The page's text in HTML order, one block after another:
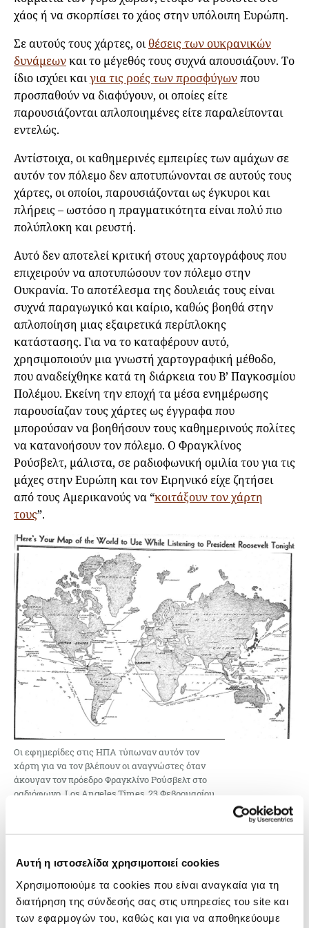
Αυτή η ιστοσελίδα χρησιμοποιεί cookies
Χρησιμοποιούμε τα cookies που είναι αναγκαία για τη
διατήρηση της σύνδεσής σας στις υπηρεσίες του site και
των εφαρμογών του, καθώς και για να αποθηκεύουμε
χάος ή να σκορπίσει το χάος στην υπόλοιπη Ευρώπη.
Σε αυτούς τους χάρτες, οιθέσεις των ουκρανικών
δυνάμεωνκαι το μέγεθός τους συχνά απουσιάζουν. Το
ίδιο ισχύει καιγια τις ροές των προσφύγωνπου
προσπαθούν να διαφύγουν, οι οποίες είτε
παρουσιάζονται απλοποιημένες είτε παραλείπονται
εντελώς.
Αντίστοιχα, οι καθημερινές εμπειρίες των αμάχων σε
αυτόν τον πόλεμο δεν αποτυπώνονται σε αυτούς τους
χάρτες, οι οποίοι, παρουσιάζονται ως έγκυροι και
πλήρεις – ωστόσο η πραγματικότητα είναι πολύ πιο
πολύπλοκη και ρευστή.
Αυτό δεν αποτελεί κριτική στους χαρτογράφους που
επιχειρούν να αποτυπώσουν τον πόλεμο στην
Ουκρανία. Το αποτέλεσμα της δουλειάς τους είναι
συχνά παραγωγικό και καίριο, καθώς βοηθά στην
απλοποίηση μιας εξαιρετικά περίπλοκης
κατάστασης. Για να το καταφέρουν αυτό,
χρησιμοποιούν μια γνωστή χαρτογραφική μέθοδο,
που αναδείχθηκε κατά τη διάρκεια του Β’ Παγκοσμίου
Πολέμου. Εκείνη την εποχή τα μέσα ενημέρωσης
παρουσίαζαν τους χάρτες ως έγγραφα που
μπορούσαν να βοηθήσουν τους καθημερινούς πολίτες
να κατανοήσουν τον πόλεμο. Ο Φραγκλίνος
Ρούσβελτ, μάλιστα, σε ραδιοφωνική ομιλία του για τις
μάχες στην Ευρώπη και τον Ειρηνικό είχε ζητήσει
από τους Αμερικανούς να “κοιτάξουν τον χάρτη
τους”.
Οι εφημερίδες στις ΗΠΑ τύπωναν αυτόν τον
χάρτη για να τον βλέπουν οι αναγνώστες όταν
άκουγαν τον πρόεδρο Φραγκλίνο Ρούσβελτ στο
ραδιόφωνο. Los Angeles Times, 23 Φεβρουαρίου
Οιειδησεογραφικοί χάρτεςεκείνης της εποχής
τους για ευάλωτα στρατηγικά σημεία και έστελναν το
μήνυμα ότι η εμπλοκή των ΗΠΑ ήταν απαραίτητη.
Με την έναρξη του Ψυχρού Πολέμου, οι χάρτες